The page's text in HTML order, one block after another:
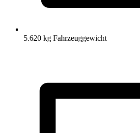
5.620 kg Fahrzeuggewicht